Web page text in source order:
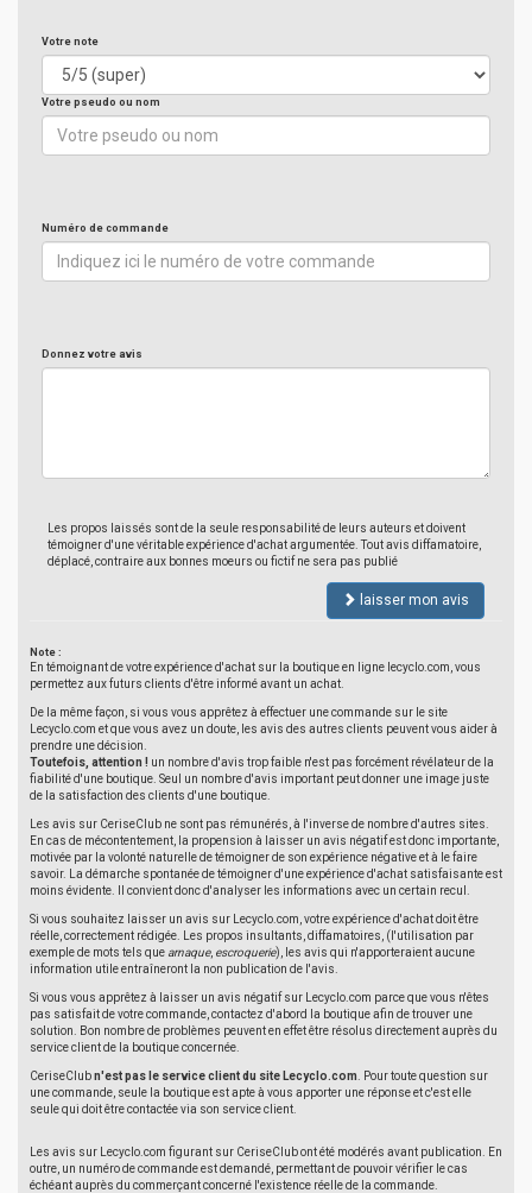
Votre note
Votre pseudo ou nom
Numéro de commande
Donnez votre avis
Les propos laissés sont de la seule responsabilité de leurs auteurs et doivent
témoigner d'une véritable expérience d'achat argumentée. Tout avis diffamatoire,
déplacé, contraire aux bonnes moeurs ou fictif ne sera pas publié
laisser mon avis
Note :
En témoignant de votre expérience d'achat sur la boutique en ligne lecyclo.com, vous
permettez aux futurs clients d'être informé avant un achat.
De la même façon, si vous vous apprêtez à effectuer une commande sur le site
Lecyclo.com et que vous avez un doute, les avis des autres clients peuvent vous aider à
prendre une décision.
Toutefois, attention ! un nombre d'avis trop faible n'est pas forcément révélateur de la
fiabilité d'une boutique. Seul un nombre d'avis important peut donner une image juste
de la satisfaction des clients d'une boutique.
Les avis sur CeriseClub ne sont pas rémunérés, à l'inverse de nombre d'autres sites.
En cas de mécontentement, la propension à laisser un avis négatif est donc importante,
motivée par la volonté naturelle de témoigner de son expérience négative et à le faire
savoir. La démarche spontanée de témoigner d'une expérience d'achat satisfaisante est
moins évidente. Il convient donc d'analyser les informations avec un certain recul.
Si vous souhaitez laisser un avis sur Lecyclo.com, votre expérience d'achat doit être
réelle, correctement rédigée. Les propos insultants, diffamatoires, (l'utilisation par
exemple de mots tels que arnaque, escroquerie), les avis qui n'apporteraient aucune
information utile entraîneront la non publication de l'avis.
Si vous vous apprêtez à laisser un avis négatif sur Lecyclo.com parce que vous n'êtes
pas satisfait de votre commande, contactez d'abord la boutique afin de trouver une
solution. Bon nombre de problèmes peuvent en effet être résolus directement auprès du
service client de la boutique concernée.
CeriseClubn'est pas le service client du site Lecyclo.com . Pour toute question sur
une commande, seule la boutique est apte à vous apporter une réponse et c'est elle
seule qui doit être contactée via son service client.
Les avis sur Lecyclo.com figurant sur CeriseClub ont été modérés avant publication. En
outre, un numéro de commande est demandé, permettant de pouvoir vérifier le cas
échéant auprès du commerçant concerné l'existence réelle de la commande.